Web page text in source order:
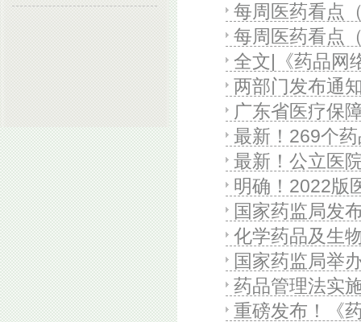
每周医药看点
每周医药看点
全文|《药品网
两部门发布通
广东省医疗保
印发《广东省
录（2022年）
最新！269个
最新！公立医
监控药品收入
明确！2022版
日申报，11月
国家药监局发
化学药品及生
国家药监局举
药品管理法实
重磅发布！《